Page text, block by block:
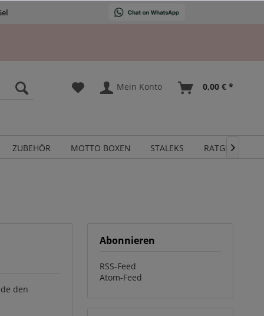
Mein Konto 0,00 € *
ZUBEHÖR MOTTO BOXEN STALEKS RATGEBER

Abonnieren
RSS-Feed
Atom-Feed
den